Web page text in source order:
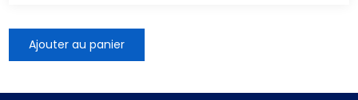
Ajouter au panier